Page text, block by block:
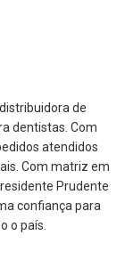
de
dentistas. Com
atendidos
Com matriz em
Prudente
confiança para
o país.